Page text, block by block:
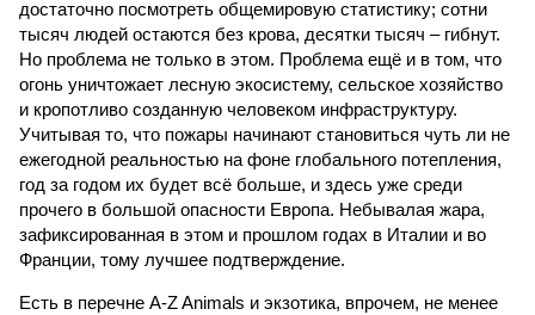
достаточно посмотреть общемировую статистику; сотни
тысяч людей остаются без крова, десятки тысяч – гибнут.
Но проблема не только в этом. Проблема ещё и в том, что
огонь уничтожает лесную экосистему, сельское хозяйство
и кропотливо созданную человеком инфраструктуру.
Учитывая то, что пожары начинают становиться чуть ли не
ежегодной реальностью на фоне глобального потепления,
год за годом их будет всё больше, и здесь уже среди
прочего в большой опасности Европа. Небывалая жара,
зафиксированная в этом и прошлом годах в Италии и во
Франции, тому лучшее подтверждение.
Есть в перечне A-Z Animals и экзотика, впрочем, не менее